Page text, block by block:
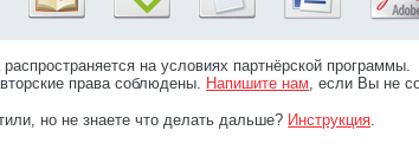
распространяется на условиях партнёрской программы.
права соблюдены. Напишите нам, если Вы не
но не знаете что делать дальше? Инструкция.